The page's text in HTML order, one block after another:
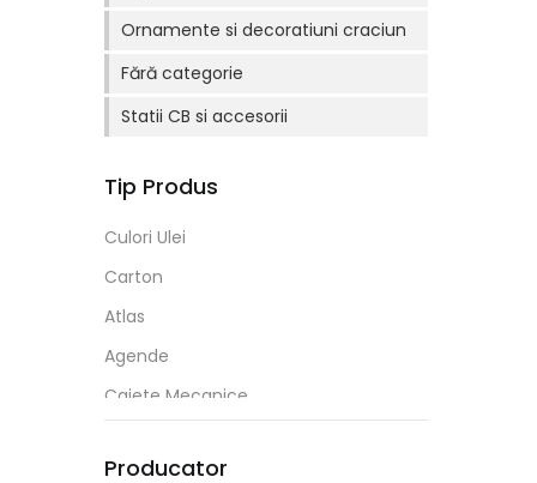
Ornamente si decoratiuni craciun
Fără categorie
Statii CB si accesorii
Tip Produs
Culori Ulei
Carton
Atlas
Agende
Caiete Mecanice
Materiale Printabile
Producator